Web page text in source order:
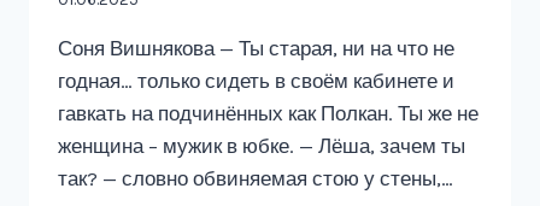
Соня Вишнякова — Ты старая, ни на что не
годная… только сидеть в своём кабинете и
гавкать на подчинённых как Полкан. Ты же не
женщина – мужик в юбке. — Лёша, зачем ты
так? — словно обвиняемая стою у стены,…